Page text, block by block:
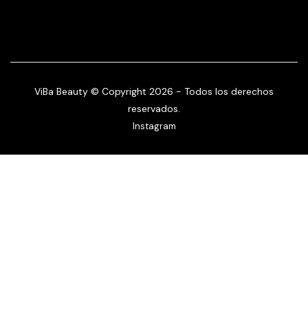
ViBa Beauty © Copyright 2026 - Todos los derechos
reservados.
Instagram